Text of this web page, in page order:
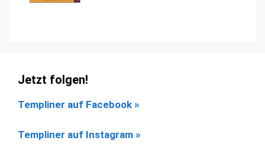
Jetzt folgen!
Templiner auf Facebook »
Templiner auf Instagram »